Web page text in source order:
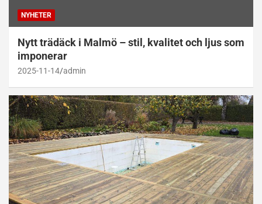
NYHETER
Nytt trädäck i Malmö – stil, kvalitet och ljus som
imponerar
2025-11-14 admin